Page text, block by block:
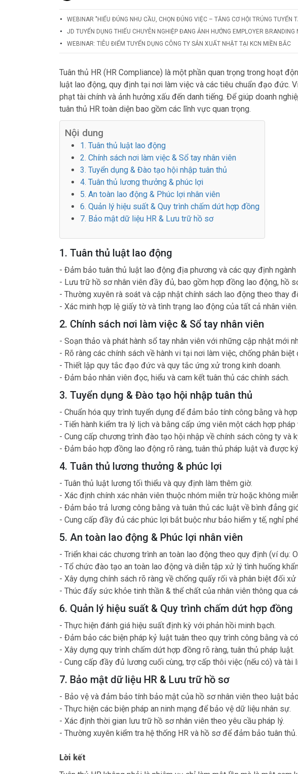
WEBINAR "HIỂU ĐÚNG NHU CẦU, CHỌN ĐÚNG VIỆC – TĂNG CƠ HỘI TRÚNG TUYỂN
JD TUYỂN DỤNG THIẾU CHUYÊN NGHIỆP ĐANG ẢNH HƯỞNG EMPLOYER BRANDING
WEBINAR: TIÊU ĐIỂM TUYỂN DỤNG CÔNG TY SẢN XUẤT NHẬT TẠI KCN MIỀN BẮC
Tuân thủ HR (HR Compliance) là một phần quan trọng trong hoạt
luật lao động, quy định tại nơi làm việc và các tiêu chuẩn đạo đức.
phạt tài chính và ảnh hưởng xấu đến danh tiếng. Để giúp doanh
tuân thủ HR toàn diện bao gồm các lĩnh vực quan trọng.
Nội dung
1. Tuân thủ luật lao động
2. Chính sách nơi làm việc & Sổ tay nhân viên
3. Tuyển dụng & Đào tạo hội nhập tuân thủ
4. Tuân thủ lương thưởng & phúc lợi
5. An toàn lao động & Phúc lợi nhân viên
6. Quản lý hiệu suất & Quy trình chấm dứt hợp đồng
7. Bảo mật dữ liệu HR & Lưu trữ hồ sơ
1. Tuân thủ luật lao động
- Đảm bảo tuân thủ luật lao động địa phương và các quy định ngành
- Lưu trữ hồ sơ nhân viên đầy đủ, bao gồm hợp đồng lao động, hồ
- Thường xuyên rà soát và cập nhật chính sách lao động theo thay
- Xác minh hợp lệ giấy tờ và tình trạng lao động của tất cả nhân viên.
2. Chính sách nơi làm việc & Sổ tay nhân viên
- Soạn thảo và phát hành sổ tay nhân viên với những cập nhật mới
- Rõ ràng các chính sách về hành vi tại nơi làm việc, chống phân
- Thiết lập quy tắc đạo đức và quy tắc ứng xử trong kinh doanh.
- Đảm bảo nhân viên đọc, hiểu và cam kết tuân thủ các chính sách.
3. Tuyển dụng & Đào tạo hội nhập tuân thủ
- Chuẩn hóa quy trình tuyển dụng để đảm bảo tính công bằng và
- Tiến hành kiểm tra lý lịch và bằng cấp ứng viên một cách hợp pháp
- Cung cấp chương trình đào tạo hội nhập về chính sách công ty và
- Đảm bảo hợp đồng lao động rõ ràng, tuân thủ pháp luật và được
4. Tuân thủ lương thưởng & phúc lợi
- Tuân thủ luật lương tối thiểu và quy định làm thêm giờ.
- Xác định chính xác nhân viên thuộc nhóm miễn trừ hoặc không
- Đảm bảo trả lương công bằng và tuân thủ các luật về bình đẳng
- Cung cấp đầy đủ các phúc lợi bắt buộc như bảo hiểm y tế, nghỉ
5. An toàn lao động & Phúc lợi nhân viên
- Triển khai các chương trình an toàn lao động theo quy định (ví dụ:
- Tổ chức đào tạo an toàn lao động và diễn tập xử lý tình huống
- Xây dựng chính sách rõ ràng về chống quấy rối và phân biệt đối
- Thúc đẩy sức khỏe tinh thần & thể chất của nhân viên thông qua
6. Quản lý hiệu suất & Quy trình chấm dứt hợp đồng
- Thực hiện đánh giá hiệu suất định kỳ với phản hồi minh bạch.
- Đảm bảo các biện pháp kỷ luật tuân theo quy trình công bằng và
- Xây dựng quy trình chấm dứt hợp đồng rõ ràng, tuân thủ pháp luật.
- Cung cấp đầy đủ lương cuối cùng, trợ cấp thôi việc (nếu có) và tài
7. Bảo mật dữ liệu HR & Lưu trữ hồ sơ
- Bảo vệ và đảm bảo tính bảo mật của hồ sơ nhân viên theo luật
- Thực hiện các biện pháp an ninh mạng để bảo vệ dữ liệu nhân sự.
- Xác định thời gian lưu trữ hồ sơ nhân viên theo yêu cầu pháp lý.
- Thường xuyên kiểm tra hệ thống HR và hồ sơ để đảm bảo tuân thủ.
Lời kết